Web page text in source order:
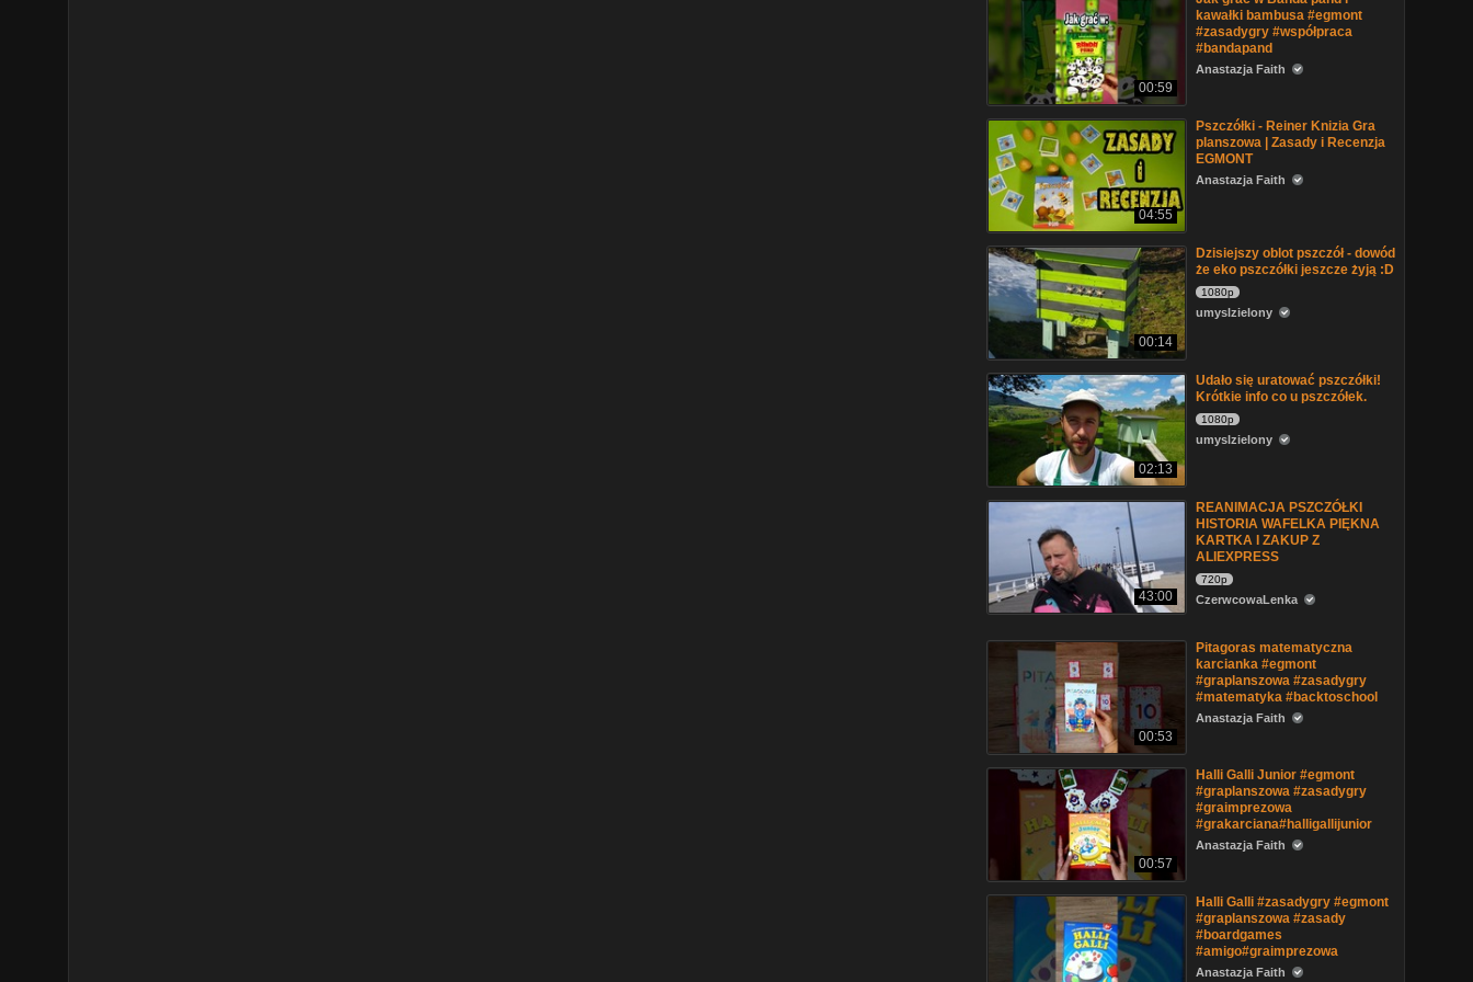
00:59
kawałki bambusa #egmont
#zasadygry #współpraca
#bandapand
Anastazja Faith
04:55
Pszczółki - Reiner Knizia Gra
planszowa | Zasady i Recenzja
EGMONT
Anastazja Faith
00:14
Dzisiejszy oblot pszczół - dowód
że eko pszczółki jeszcze żyją :D
1080p
umyslzielony
02:13
Udało się uratować pszczółki!
Krótkie info co u pszczółek.
1080p
umyslzielony
43:00
REANIMACJA PSZCZÓŁKI
HISTORIA WAFELKA PIĘKNA
KARTKA I ZAKUP Z
ALIEXPRESS
720p
CzerwcowaLenka
00:53
Pitagoras matematyczna
karcianka #egmont
#graplanszowa #zasadygry
#matematyka #backtoschool
Anastazja Faith
00:57
Halli Galli Junior #egmont
#graplanszowa #zasadygry
#graimprezowa
#grakarciana#halligallijunior
Anastazja Faith
Halli Galli #zasadygry #egmont
#graplanszowa #zasady
#boardgames
#amigo#graimprezowa
Anastazja Faith